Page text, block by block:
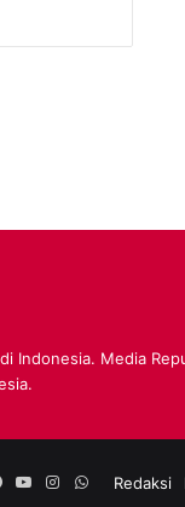
Indonesia. Media
Redaksi
Facebook
YouTubeInstagram
WhatsApp